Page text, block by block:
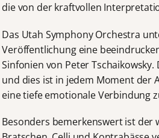
die von der kraftvollen
Das Utah Symphony Orchestra
Veröffentlichung eine
Sinfonien von Peter
und dies ist in jedem Moment der
eine tiefe emotionale Verbindung
Besonders bemerkenswert ist der